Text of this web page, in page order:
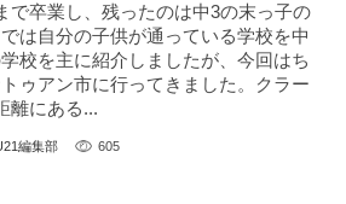
で卒業し、残ったのは中3の末っ子の
は自分の子供が通っている学校を中
校を主に紹介しましたが、今回はち
ゥアン市に行ってきました。クラー
離にある...
編集部 605